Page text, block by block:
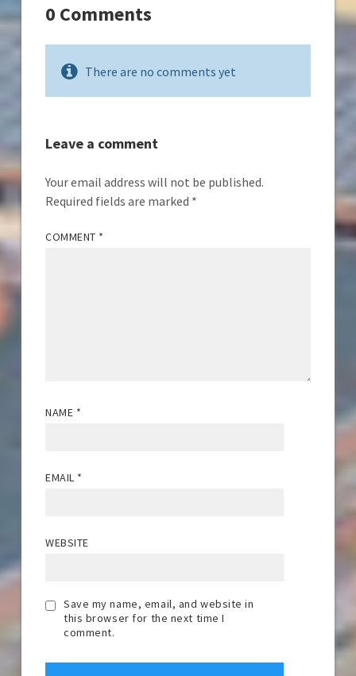
0 Comments
There are no comments yet
Leave a comment
Your email address will not be published.
Required fields are marked *
COMMENT *
NAME *
EMAIL *
WEBSITE
Save my name, email, and website in
this browser for the next time I
comment.